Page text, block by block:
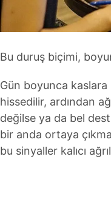
Bu duruş biçimi,
Gün boyunca
hissedilir, ardından
değilse ya da bel
bir anda ortaya
bu sinyaller kalıcı